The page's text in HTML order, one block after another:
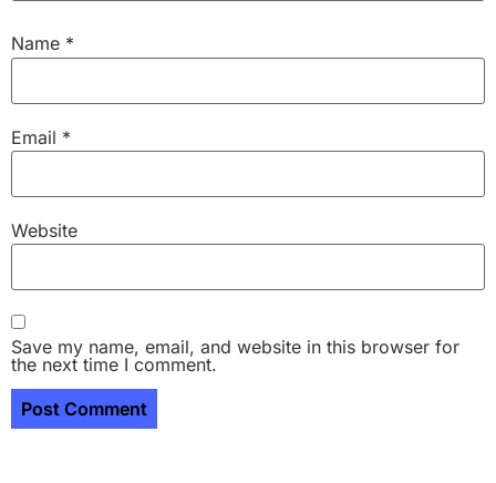
Name *
Email *
Website
Save my name, email, and website in this browser for
the next time I comment.